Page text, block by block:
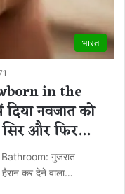
भारत
in the
नवजात को
और फिर…
गुजरात
कर देने वाला…